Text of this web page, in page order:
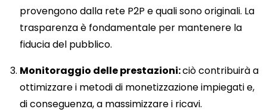
provengono dalla rete P2P e quali sono originali. La
trasparenza è fondamentale per mantenere la
fiducia del pubblico.
Monitoraggio delle prestazioni:ciò contribuirà a
ottimizzare i metodi di monetizzazione impiegati e,
di conseguenza, a massimizzare i ricavi.